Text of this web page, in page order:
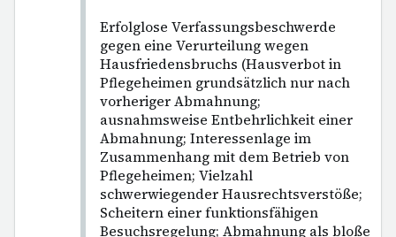
Erfolglose Verfassungsbeschwerde
gegen eine Verurteilung wegen
Hausfriedensbruchs (Hausverbot in
Pflegeheimen grundsätzlich nur nach
vorheriger Abmahnung;
ausnahmsweise Entbehrlichkeit einer
Abmahnung; Interessenlage im
Zusammenhang mit dem Betrieb von
Pflegeheimen; Vielzahl
schwerwiegender Hausrechtsverstöße;
Scheitern einer funktionsfähigen
Besuchsregelung; Abmahnung als bloße